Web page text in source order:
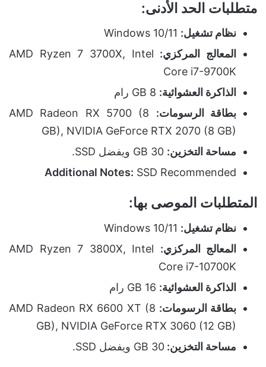
متطلبات الحد الأدنى:
نظام تشغيل:
المعالج المركزي: AMD Ryzen 7 3700X, Intel
Core i7-9700K
الذاكرة العشوائية:
بطاقة الرسومات:
AMD Radeon RX 5700 (8
GB), NVIDIA GeForce RTX 2070 (8 GB)
مساحة التخزين:
Additional Notes: SSD Recommended
المتطلبات الموصى بها:
نظام تشغيل:
المعالج المركزي:
AMD Ryzen 7 3800X, Intel
Core i7-10700K
الذاكرة العشوائية:
بطاقة الرسومات: AMD Radeon RX 6600 XT (8
GB), NVIDIA GeForce RTX 3060 (12 GB)
مساحة التخزين: 30 GB ويفضل SSD.